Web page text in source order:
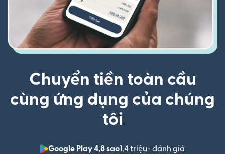
Chuyển tiền toàn cầu
cùng ứng dụng của chúng
tôi
Google Play 4,8 sao1,4 triệu+ đánh giá